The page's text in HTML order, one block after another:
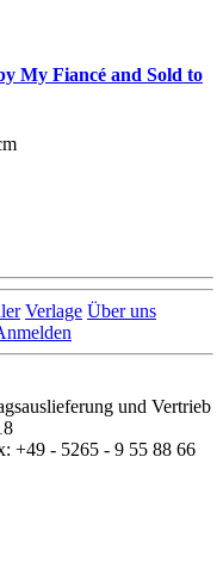
My Fiancé and Sold to
Verlage Über uns
und Vertrieb
+49 - 5265 - 9 55 88 66